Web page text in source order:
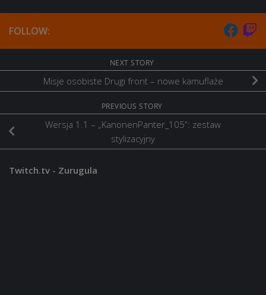
FOLLOW:
NEXT STORY
Misje osobiste Drugi front – nowe kamuflaże
PREVIOUS STORY
Wersja 1.1 – „KanonenPanter_105”: zestaw
stylizacyjny
Twitch.tv - Zurugula